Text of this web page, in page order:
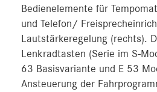
Bedienelemente für
und Telefon/
Lautstärkeregelung (rechts).
Lenkradtasten (Serie im S-
63 Basisvariante und E 53
Ansteuerung der